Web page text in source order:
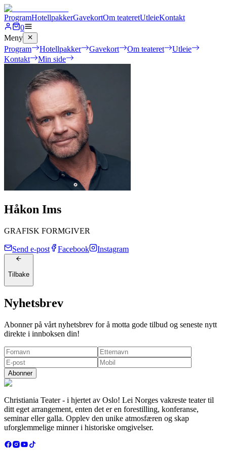
ProgramHotellpakkerGavekortOm teateretUtleieKontakt
0
Meny
Program
Hotellpakker Gavekort Om teateret
Utleie
Kontakt
Min side
Håkon Ims
GRAFISK FORMGIVER
Send e-post Facebook Instagram
Tilbake
Nyhetsbrev
Abonner på vårt nyhetsbrev for å motta gode tilbud og seneste nytt
direkte i innboksen din!
Abonner
Christiania Teater - i hjertet av Oslo! Lei Norges vakreste teater til
ditt eget arrangement, enten det er en forestilling, konferanse,
seminar eller galla. Opplev den unike atmosfæren og skap
uforglemmelige minner i historiske omgivelser.